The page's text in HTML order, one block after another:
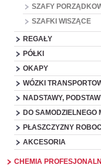
SZAFY
SZAFKI WISZĄCE
REGAŁY
PÓŁKI
OKAPY
WÓZKI
NADSTAWY,
DO SAMODZIELNEGO
PŁASZCZYZNY
AKCESORIA
CHEMIA